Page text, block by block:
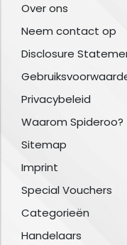
Over ons
Neem contact op
Disclosure
Privacybeleid
Waarom Spideroo?
Sitemap
Imprint
Special Vouchers
Categorieën
Handelaars